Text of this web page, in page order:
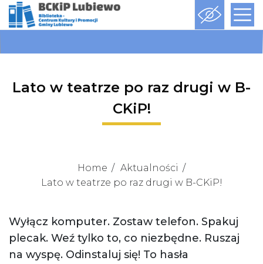
Lato w teatrze po raz drugi w B-
CKiP!
Home
Aktualności
Lato w teatrze po raz drugi w B-CKiP!
Wyłącz komputer. Zostaw telefon. Spakuj
plecak. Weź tylko to, co niezbędne. Ruszaj
na wyspę. Odinstaluj się! To hasła